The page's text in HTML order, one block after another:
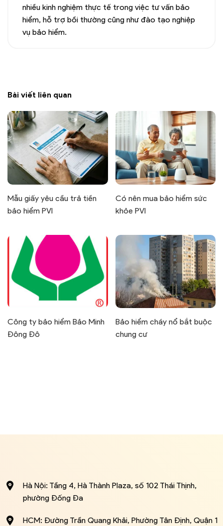
nhiều kinh nghiệm thực tế trong việc tư vấn bảo
hiểm, hỗ trợ bồi thường cũng như đào tạo nghiệp
vụ bảo hiểm.
Bài viết liên quan
Mẫu giấy yêu cầu trả tiền
bảo hiểm PVI
Có nên mua bảo hiểm sức
khỏe PVI
Công ty bảo hiểm Bảo Minh
Đông Đô
Bảo hiểm cháy nổ bắt buộc
chung cư
Hà Nội: Tầng 4, Hà Thành Plaza, số 102 Thái Thịnh,
phường Đống Đa
HCM: Đường Trần Quang Khải, Phường Tân Định, Quận 1